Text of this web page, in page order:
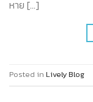
หาย […]
Posted in Lively Blog